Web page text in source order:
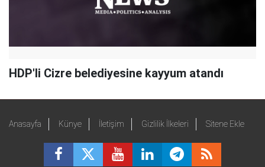
HDP'li Cizre belediyesine kayyum atandı
Anasayfa Künye İletişim Gizlilik İlkeleri Sitene Ekle